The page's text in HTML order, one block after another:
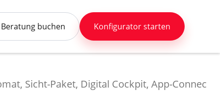
Beratung buchen Konfigurator starten
Sicht-Paket, Digital Cockpit, App-Connec